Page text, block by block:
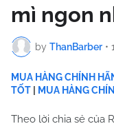
mì ngon
by ThanBarber •
MUA HÀNG CHÍNH
TỐT
MUA HÀNG
Theo lời chia sẻ của